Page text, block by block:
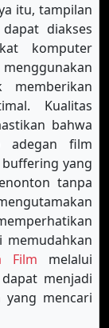
itu, tampilan
dapat diakses
komputer
menggunakan
Kualitas
bahwa
adegan film
yang
tanpa
memudahkan
Film melalui
menjadi
mencari